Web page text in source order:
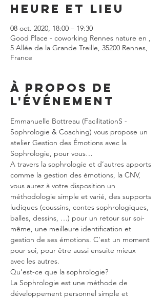
Heure et lieu
08 oct. 2020, 18:00 – 19:30
Good Place - coworking Rennes nature en ,
5 Allée de la Grande Treille, 35200 Rennes,
France
À propos de
l'événement
Emmanuelle Bottreau (FacilitationS -
Sophrologie & Coaching) vous propose un
atelier Gestion des Émotions avec la
Sophrologie, pour vous…
A travers la sophrologie et d’autres apports
comme la gestion des émotions, la CNV,
vous aurez à votre disposition un
méthodologie simple et varié, des supports
ludiques (coussins, contes sophrologiques,
balles, dessins, …) pour un retour sur soi-
même, une meilleure identification et
gestion de ses émotions. C’est un moment
pour soi, pour être aussi ensuite mieux
avec les autres.
Qu’est-ce que la sophrologie?
La Sophrologie est une méthode de
développement personnel simple et